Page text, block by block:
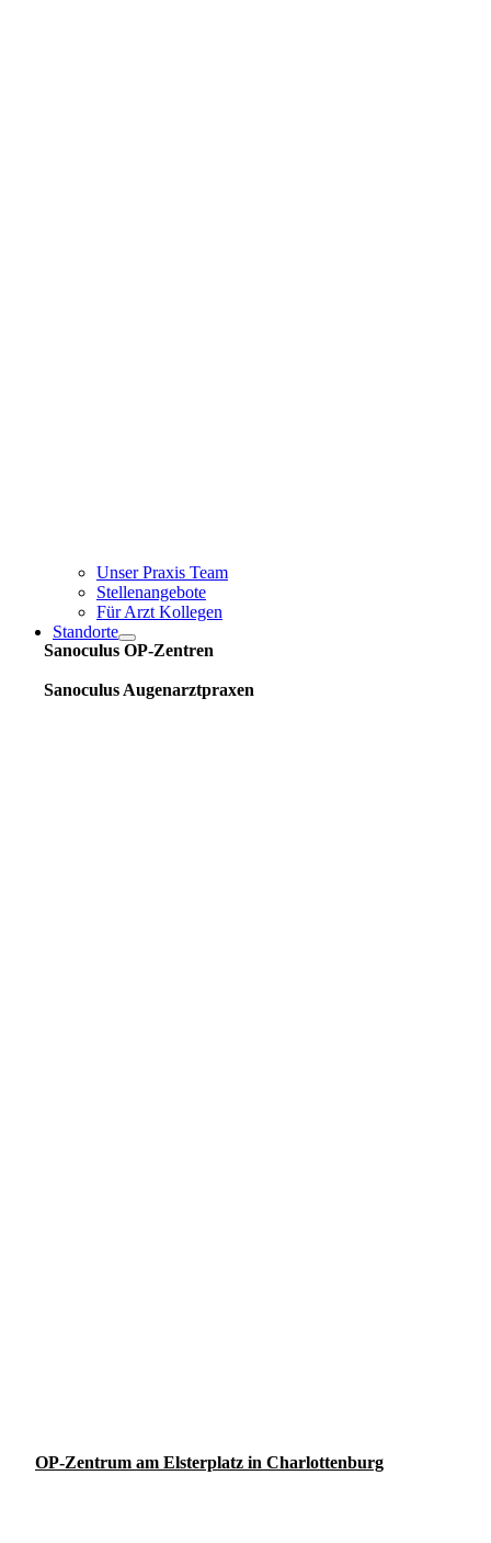
Unser Praxis Team
Stellenangebote
Für Arzt Kollegen
Standorte
Sanoculus OP-Zentren
Sanoculus Augenarztpraxen
OP-Zentrum am Elsterplatz in Charlottenburg